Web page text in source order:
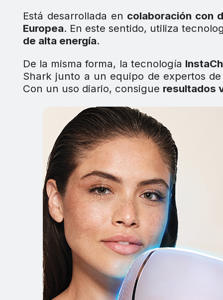
Está desarrollada en colaboración con
Europea. En este sentido, utiliza
de alta energía.
De la misma forma, la tecnología
Shark junto a un equipo de expertos
Con un uso diario, consigue resultados